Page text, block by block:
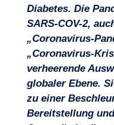
Diabetes. Die
SARS-COV-2,
„Coronavirus-
„Coronavirus-
verheerende
globaler Ebene.
zu einer
Bereitstellung